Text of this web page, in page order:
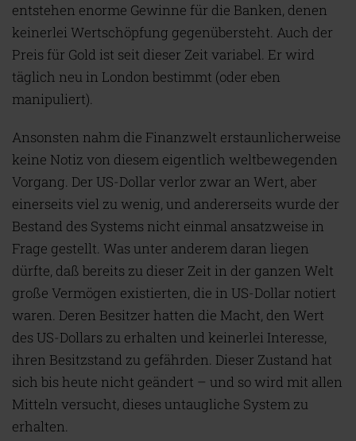
entstehen enorme Gewinne für die Banken, denen
keinerlei Wertschöpfung gegenübersteht. Auch der
Preis für Gold ist seit dieser Zeit variabel. Er wird
täglich neu in London bestimmt (oder eben
manipuliert).
Ansonsten nahm die Finanzwelt erstaunlicherweise
keine Notiz von diesem eigentlich weltbewegenden
Vorgang. Der US-Dollar verlor zwar an Wert, aber
einerseits viel zu wenig, und andererseits wurde der
Bestand des Systems nicht einmal ansatzweise in
Frage gestellt. Was unter anderem daran liegen
dürfte, daß bereits zu dieser Zeit in der ganzen Welt
große Vermögen existierten, die in US-Dollar notiert
waren. Deren Besitzer hatten die Macht, den Wert
des US-Dollars zu erhalten und keinerlei Interesse,
ihren Besitzstand zu gefährden. Dieser Zustand hat
sich bis heute nicht geändert – und so wird mit allen
Mitteln versucht, dieses untaugliche System zu
erhalten.